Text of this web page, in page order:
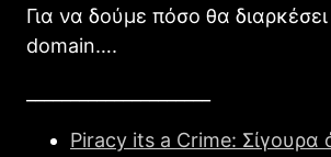
Για να δούμε πόσο θα
domain….
Piracy its a Crime: Σίγουρα